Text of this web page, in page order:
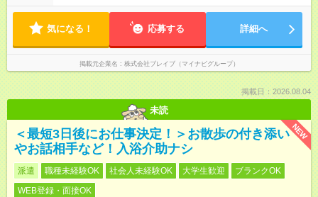
気になる！ 応募する 詳細へ
掲載元企業名 株式会社ブレイブ（マイナビグループ）
掲載日：2026.08.04
未読
NEW
＜最短3日後にお仕事決定！＞お散歩の付き添い
やお話相手など！入浴介助ナシ
派遣 職種未経験OK 社会人未経験OK 大学生歓迎
ブランクOK
WEB登録・面接OK